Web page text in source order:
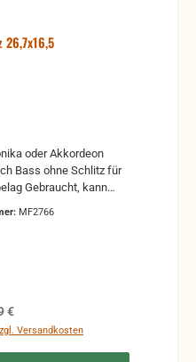
26,7x16,5
oder Akkordeon
Schlitz für
von Kleber und Belag
MF2766
Preis:
€
Versandkosten